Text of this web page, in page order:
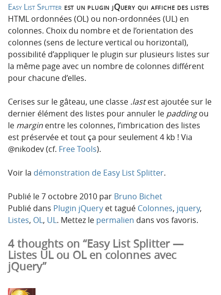
c
i
p
a
l
e
Easy List Splitter est un plugin jQuery qui affiche des listes
HTML ordonnées (OL) ou non-ordonnées (UL) en
colonnes. Choix du nombre et de l’orientation des
colonnes (sens de lecture vertical ou horizontal),
possibilité d’appliquer le plugin sur plusieurs listes sur
la même page avec un nombre de colonnes différent
pour chacune d’elles.
Cerises sur le gâteau, une classe .lastest ajoutée sur le
dernier élément des listes pour annuler le paddingou
le margin entre les colonnes, l’imbrication des listes
est préservée et tout ça pour seulement 4 kb ! Via
@nikodev (cf. Free Tools).
Voir la démonstration de Easy List Splitter.
Publié le7 octobre 2010 par Bruno Bichet
Publié dans Plugin jQuery et tagué Colonnes, jquery,
Listes, OL, UL. Mettez le permalien dans vos favoris.
4 thoughts on “Easy List Splitter —
Listes UL ou OL en colonnes avec
jQuery”